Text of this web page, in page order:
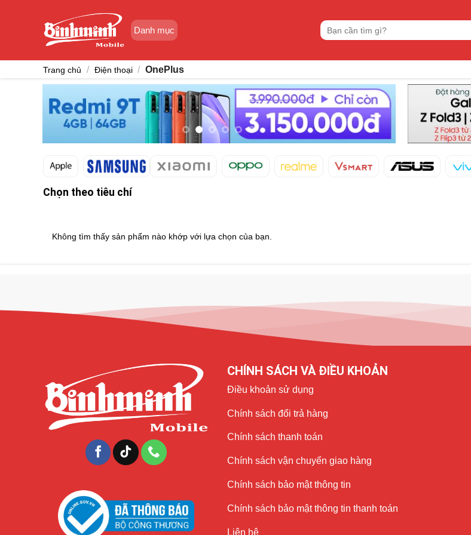
Danh mục
Tìm
kiếm:
Trang chủ / Điện thoại / OnePlus
Chọn theo tiêu chí
Không tìm thấy sản phẩm nào khớp với lựa chọn của bạn.
CHÍNH SÁCH VÀ ĐIỀU KHOẢN
Điều khoản sử dụng
Chính sách đổi trả hàng
Chính sách thanh toán
Chính sách vận chuyển giao hàng
Chính sách bảo mật thông tin
Chính sách bảo mật thông tin thanh toán
Liên hệ